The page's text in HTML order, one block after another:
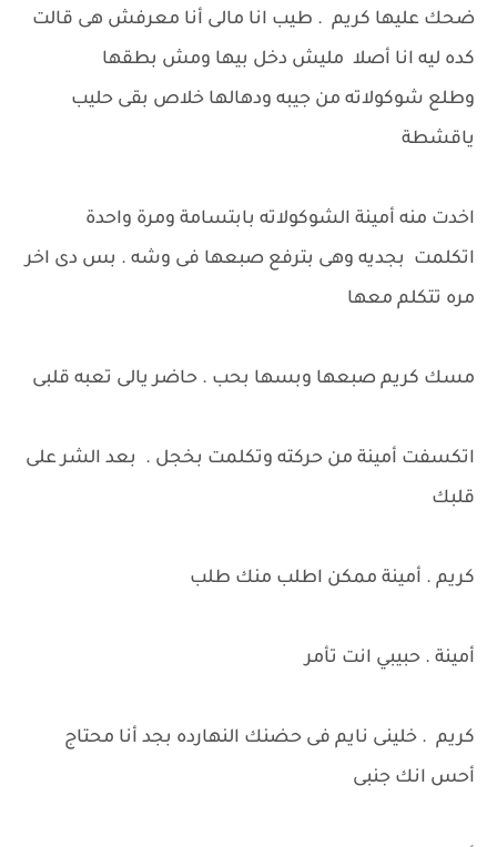
ضحك عليها كريم . طيب انا مالى أنا معرفش هى قالت
كده ليه انا أصلا مليش دخل بيها ومش بطقها
وطلع شوكولاته من جيبه ودهالها خلاص بقى حليب
ياقشطة
اخدت منه أمينة الشوكولاته بابتسامة ومرة واحدة
اتكلمت بجديه وهى بترفع صبعها فى وشه . بس دى اخر
مره تتكلم معها
مسك كريم صبعها وبسها بحب . حاضر يالى تعبه قلبى
اتكسفت أمينة من حركته وتكلمت بخجل . بعد الشر على
قلبك
كريم . أمينة ممكن اطلب منك طلب
أمينة . حبيبي انت تأمر
كريم . خلينى نايم فى حضنك النهارده بجد أنا محتاج
أحس انك جنبى